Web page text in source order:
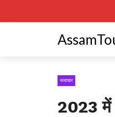
समाचार
2023 में